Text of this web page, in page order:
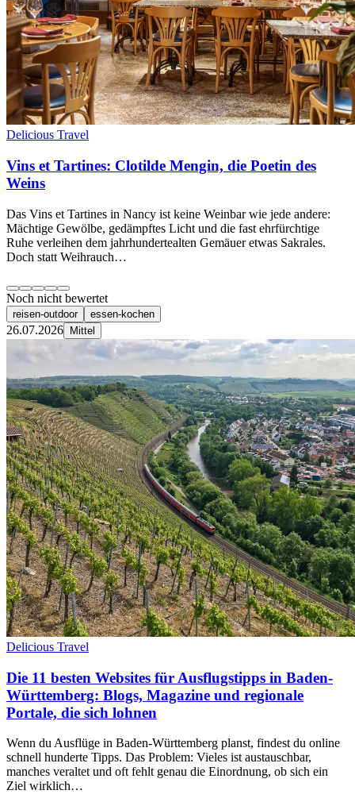
Delicious Travel
Vins et Tartines: Clotilde Mengin, die Poetin des
Weins
Das Vins et Tartines in Nancy ist keine Weinbar wie jede andere:
Mächtige Gewölbe, gedämpftes Licht und die fast ehrfürchtige
Ruhe verleihen dem jahrhundertealten Gemäuer etwas Sakrales.
Doch statt Weihrauch…
Noch nicht bewertet
reisen-outdoor essen-kochen
26.07.2026 Mittel
Delicious Travel
Die 11 besten Websites für Ausflugstipps in Baden-
Württemberg: Blogs, Magazine und regionale
Portale, die sich lohnen
Wenn du Ausflüge in Baden-Württemberg planst, findest du online
schnell hunderte Tipps. Das Problem: Vieles ist austauschbar,
manches veraltet und oft fehlt genau die Einordnung, ob sich ein
Ziel wirklich…